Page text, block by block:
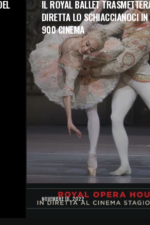
L’ARENA DI VERONA OPERA
SDOPPIA: DAL 26 AL 31
SPETTACOLI TRA DANZA, OPERA
MULTIMEDIA
AGOSTO 27, 2025